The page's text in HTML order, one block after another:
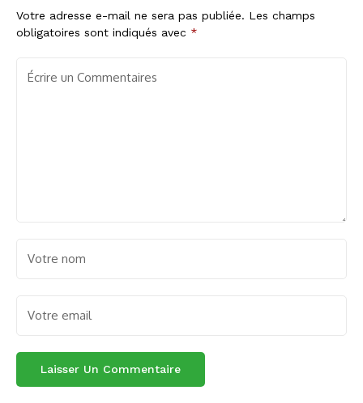
Votre adresse e-mail ne sera pas publiée. Les champs
obligatoires sont indiqués avec *